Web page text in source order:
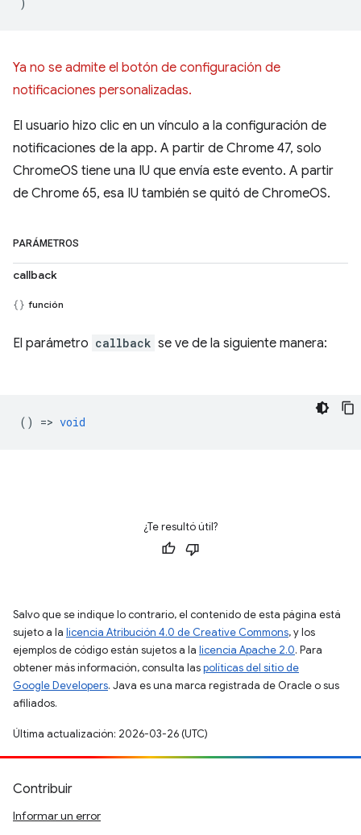
Ya no se admite el botón de configuración de
notificaciones personalizadas.
El usuario hizo clic en un vínculo a la configuración de
notificaciones de la app. A partir de Chrome 47, solo
ChromeOS tiene una IU que envía este evento. A partir
de Chrome 65, esa IU también se quitó de ChromeOS.
PARÁMETROS
callback
función
El parámetro callback se ve de la siguiente manera:
() => void
¿Te resultó útil?
Salvo que se indique lo contrario, el contenido de esta página está
sujeto a la licencia Atribución 4.0 de Creative Commons, y los
ejemplos de código están sujetos a la licencia Apache 2.0. Para
obtener más información, consulta laspolíticas del sitio de
Google Developers. Java es una marca registrada de Oracle o sus
afiliados.
Última actualización: 2026-03-26 (UTC)
Contribuir
Informar un error